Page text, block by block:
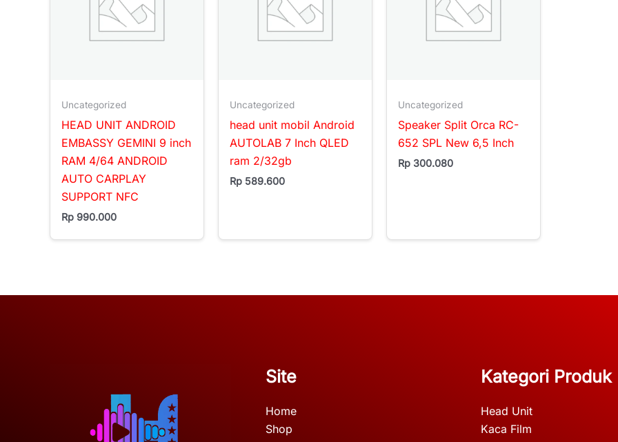
Uncategorized
HEAD UNIT ANDROID
EMBASSY GEMINI 9 inch
RAM 4/64 ANDROID
AUTO CARPLAY
SUPPORT NFC
Rp 990.000
Uncategorized
head unit mobil Android
AUTOLAB 7 Inch QLED
ram 2/32gb
Rp 589.600
Uncategorized
Speaker Split Orca RC-
652 SPL New 6,5 Inch
Rp 300.080
Site
Home
Shop
Kategori Produk
Head Unit
Kaca Film